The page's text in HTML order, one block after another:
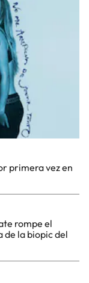
primera vez en
rompe el
de la biopic del